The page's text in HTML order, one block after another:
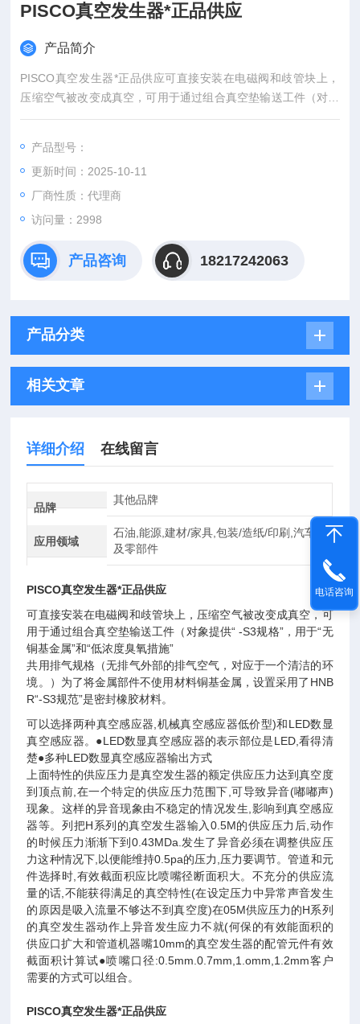
PISCO真空发生器*正品供应
产品简介
PISCO真空发生器*正品供应可直接安装在电磁阀和歧管块上，
压缩空气被改变成真空，可用于通过组合真空垫输送工件（对象
提供“ -S3规格"，用于“无铜基金属"和“低浓度臭氧措施"
境。）为了将金属部件不使用材料铜基金属，设置采用了HNB
R“-S3规范"是密封橡胶材料。
产品型号：
更新时间：2025-10-11
厂商性质：代理商
访问量：2998
产品咨询 18217242063
产品分类
相关文章
详细介绍 在线留言
品牌
其他品牌
应用领域
石油,能源,建材/家具,包装/造纸/印刷,汽车
及零部件
PISCO真空发生器*正品供应
可直接安装在电磁阀和歧管块上，压缩空气被改变成真空，可
用于通过组合真空垫输送工件（对象提供“ -S3规格”，用于“无
铜基金属”和“低浓度臭氧措施”
共用排气规格（无排气外部的排气空气，对应于一个清洁的环
境。）为了将金属部件不使用材料铜基金属，设置采用了HNB
R“-S3规范”是密封橡胶材料。
可以选择两种真空感应器,机械真空感应器低价型)和LED数显
真空感应器。●LED数显真空感应器的表示部位是LED,看得清
楚●多种LED数显真空感应器输出方式
上面特性的供应压力是真空发生器的额定供应压力达到真空度
到顶点前,在一个特定的供应压力范围下,可导致异音(嘟嘟声)
现象。这样的异音现象由不稳定的情况发生,影响到真空感应
器等。列把H系列的真空发生器输入0.5M的供应压力后,动作
的时候压力渐渐下到0.43MDa.发生了异音必须在调整供应压
力这种情况下,以便能维持0.5pa的压力,压力要调节。管道和元
件选择时,有效截面积应比喷嘴径断面积大。不充分的供应流
量的话,不能获得满足的真空特性(在设定压力中异常声音发生
的原因是吸入流量不够达不到真空度)在05M供应压力的H系列
的真空发生器动作上异音发生应力不就(何保的有效能面积的
供应口扩大和管道机器嘴10mm的真空发生器的配管元件有效
截面积计算试●喷嘴口径:0.5mm.0.7mm,1.omm,1.2mm客户
需要的方式可以组合。
PISCO真空发生器*正品供应
电话咨询